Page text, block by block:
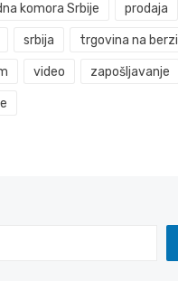
komora Srbije prodaja
srbija trgovina na berzi
video zapošljavanje